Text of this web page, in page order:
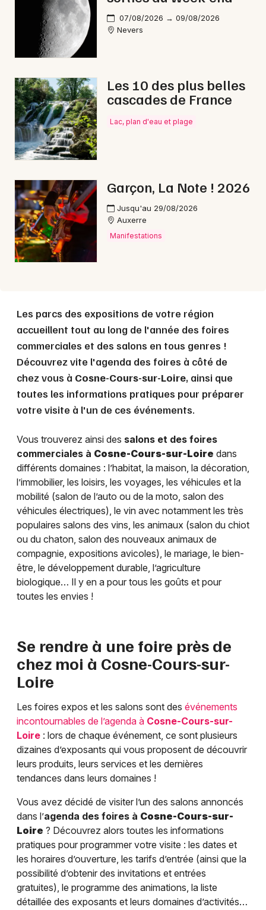
Magazine à Cosne-Cours-sur-Loire
58 - Nièvre
Mon email
07/08/2026 → 09/08/2026
Nevers
Les 10 des plus belles
cascades de France
Lac, plan d'eau et plage
Garçon, La Note ! 2026
Jusqu'au 29/08/2026
Auxerre
Manifestations
Les parcs des expositions de votre région
accueillent tout au long de l'année des foires
commerciales et des salons en tous genres !
Découvrez vite l'agenda des foires à côté de
chez vous à Cosne-Cours-sur-Loire, ainsi que
toutes les informations pratiques pour préparer
votre visite à l'un de ces événements.
Vous trouverez ainsi des salons et des foires
commerciales à Cosne-Cours-sur-Loire dans
différents domaines : l’habitat, la maison, la décoration,
l’immobilier, les loisirs, les voyages, les véhicules et la
mobilité (salon de l’auto ou de la moto, salon des
véhicules électriques), le vin avec notamment les très
populaires salons des vins, les animaux (salon du chiot
ou du chaton, salon des nouveaux animaux de
compagnie, expositions avicoles), le mariage, le bien-
être, le développement durable, l’agriculture
biologique… Il y en a pour tous les goûts et pour
toutes les envies !
Se rendre à une foire près de
chez moi à Cosne-Cours-sur-
Loire
Les foires expos et les salons sont des événements
incontournables de l’agenda à Cosne-Cours-sur-
Loire : lors de chaque événement, ce sont plusieurs
dizaines d’exposants qui vous proposent de découvrir
leurs produits, leurs services et les dernières
tendances dans leurs domaines !
Vous avez décidé de visiter l’un des salons annoncés
dans l’agenda des foires à Cosne-Cours-sur-
Loire ? Découvrez alors toutes les informations
pratiques pour programmer votre visite : les dates et
les horaires d’ouverture, les tarifs d’entrée (ainsi que la
possibilité d’obtenir des invitations et entrées
gratuites), le programme des animations, la liste
détaillée des exposants et leurs domaines d’activités…